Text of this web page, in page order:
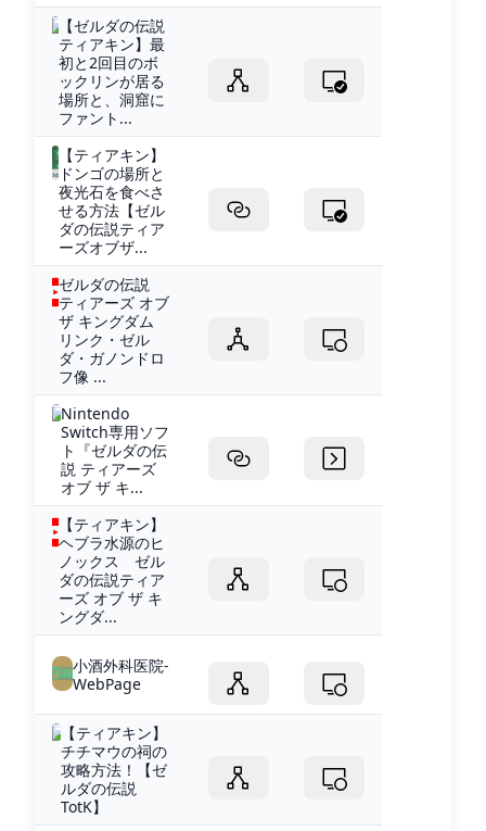
【ゼルダの伝説
ティアキン】最
初と2回目のボ
ックリンが居る
場所と、洞窟に
ファント...
【ティアキン】
ドンゴの場所と
夜光石を食べさ
せる方法【ゼル
ダの伝説ティア
ーズオブザ...
ゼルダの伝説
ティアーズ オブ
ザ キングダム
リンク・ゼル
ダ・ガノンドロ
フ像 ...
Nintendo
Switch専用ソフ
ト『ゼルダの伝
説 ティアーズ
オブ ザ キ...
【ティアキン】
ヘブラ水源のヒ
ノックス ゼル
ダの伝説ティア
ーズ オブ ザ キ
ングダ...
小酒外科医院-
WebPage
【ティアキン】
チチマウの祠の
攻略方法！【ゼ
ルダの伝説
TotK】